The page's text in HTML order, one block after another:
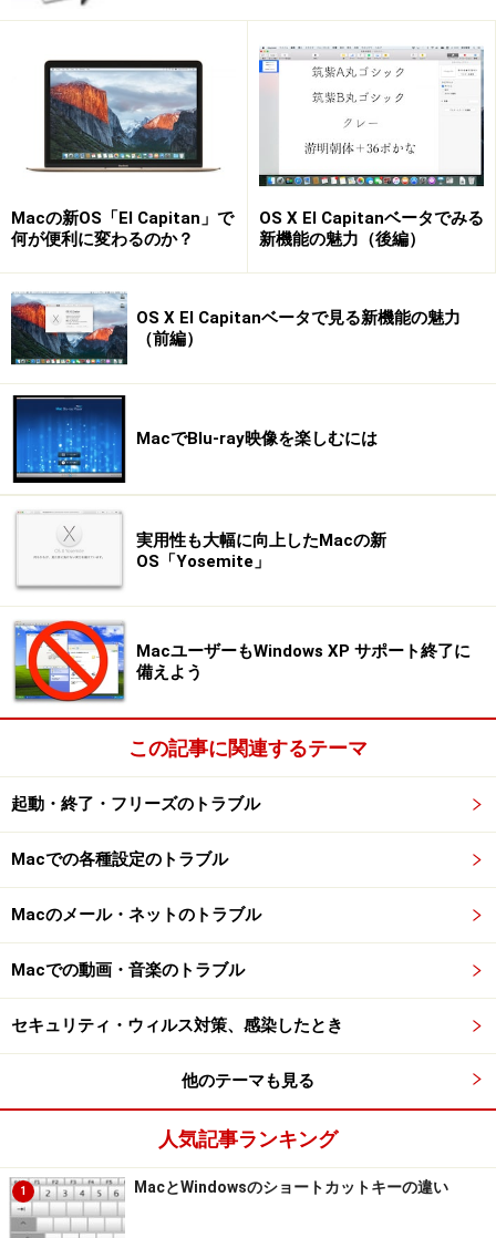
Macの新OS「El Capitan」で
何が便利に変わるのか？
OS X El Capitanベータでみる
新機能の魅力（後編）
OS X El Capitanベータで見る新機能の魅力
（前編）
MacでBlu-ray映像を楽しむには
実用性も大幅に向上したMacの新
OS「Yosemite」
MacユーザーもWindows XP サポート終了に
備えよう
この記事に関連するテーマ
起動・終了・フリーズのトラブル
Macでの各種設定のトラブル
Macのメール・ネットのトラブル
Macでの動画・音楽のトラブル
セキュリティ・ウィルス対策、感染したとき
他のテーマも見る
人気記事ランキング
1 MacとWindowsのショートカットキーの違い